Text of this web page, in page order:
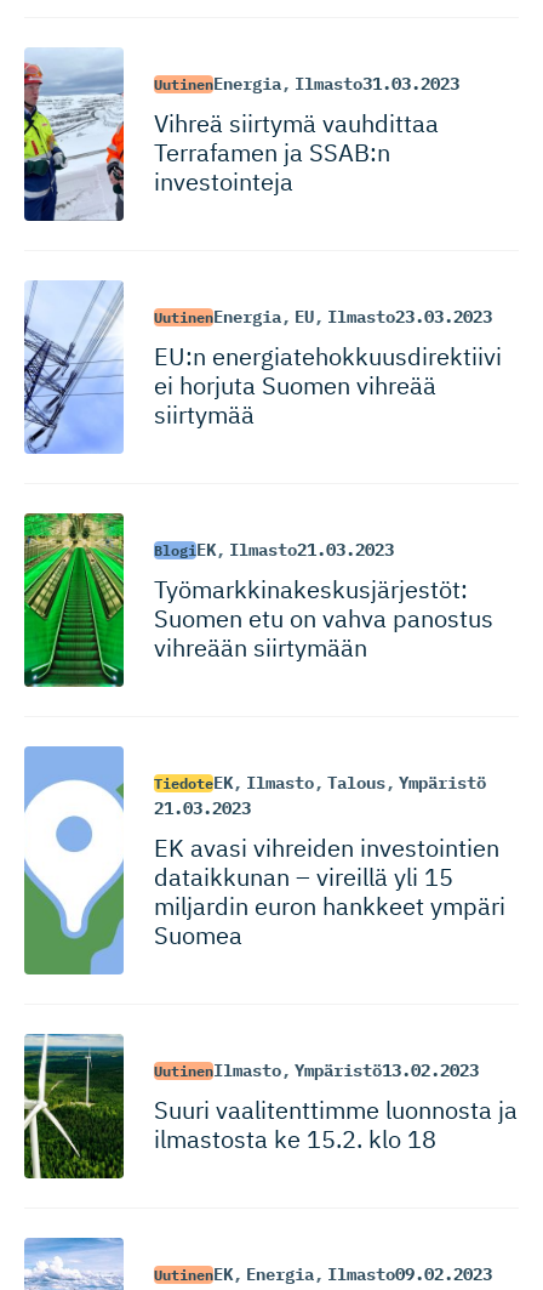
UutinenEnergia, Ilmasto31.03.2023
Vihreä siirtymä vauhdittaa
Terrafamen ja SSAB:n
investointeja
UutinenEnergia, EU, Ilmasto23.03.2023
EU:n energiate­hok­kuus­di­rektiivi
ei horjuta Suomen vihreää
siirtymää
BlogiEK, Ilmasto21.03.2023
Työmarkki­na­kes­kus­jär­jestöt:
Suomen etu on vahva panostus
vihreään siirtymään
TiedoteEK, Ilmasto, Talous, Ympäristö
21.03.2023
EK avasi vihreiden investointien
dataikkunan – vireillä yli 15
miljardin euron hankkeet ympäri
Suomea
UutinenIlmasto, Ympäristö13.02.2023
Suuri vaalitenttimme luonnosta ja
ilmastosta ke 15.2. klo 18
UutinenEK, Energia, Ilmasto09.02.2023